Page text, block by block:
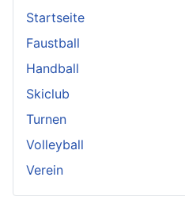
Startseite
Faustball
Handball
Skiclub
Turnen
Volleyball
Verein